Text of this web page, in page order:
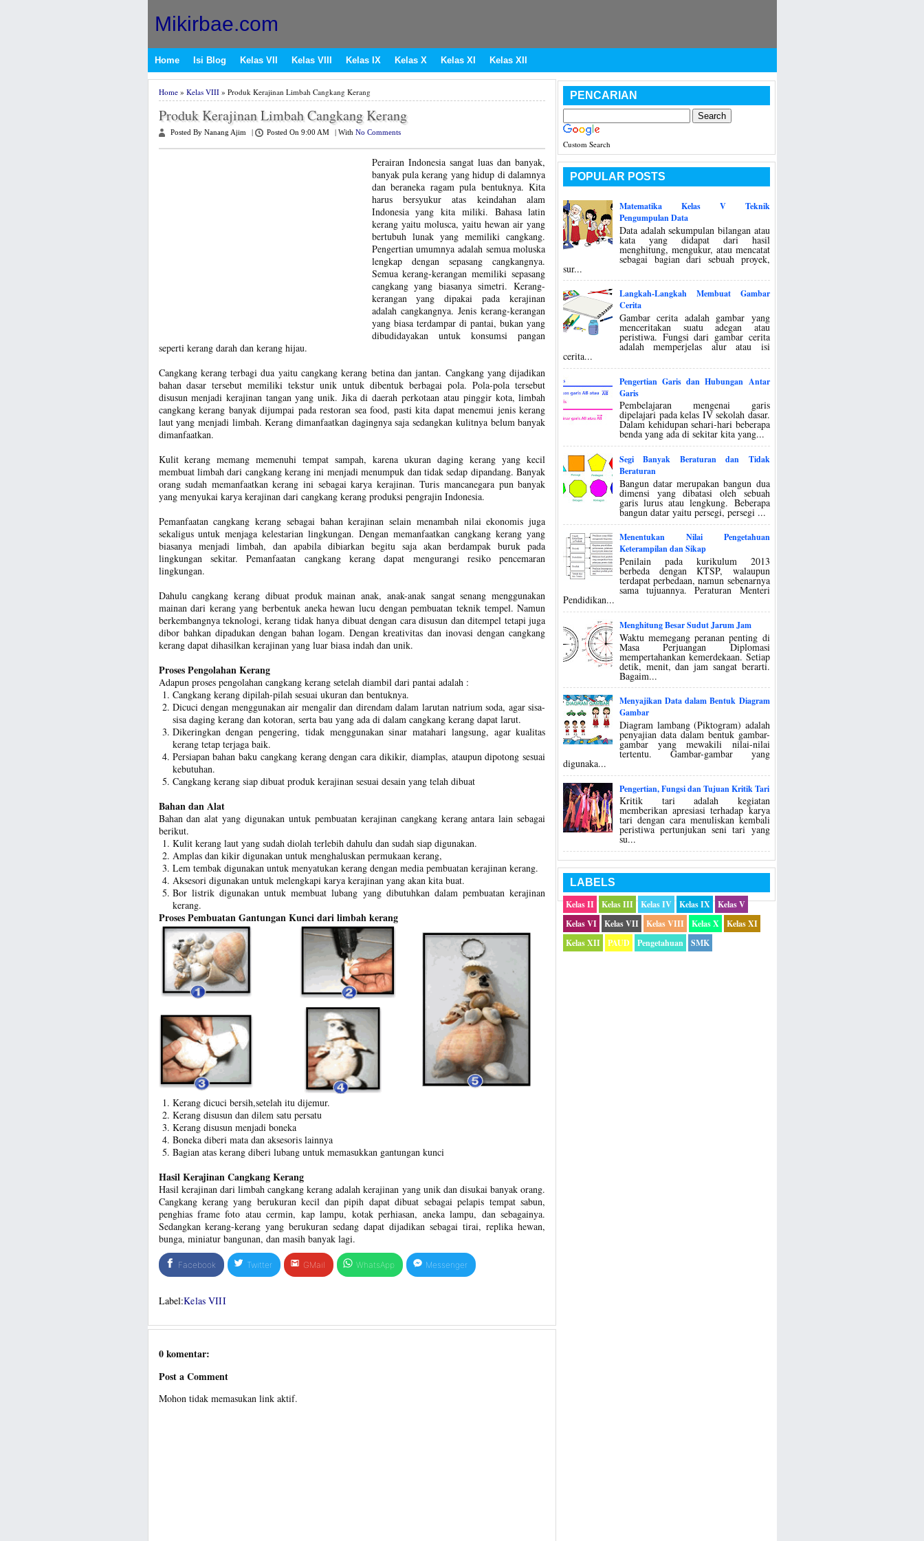
Mikirbae.com
Home Isi Blog Kelas VII Kelas VIII Kelas IX Kelas X Kelas XI Kelas XII
Home» Kelas VIII» Produk Kerajinan Limbah Cangkang Kerang
Produk Kerajinan Limbah Cangkang Kerang
Posted By Nanang Ajim Posted On 9:00 AM With No Comments
Perairan Indonesia sangat luas dan banyak,
banyak pula kerang yang hidup di dalamnya
dan beraneka ragam pula bentuknya. Kita
harus bersyukur atas keindahan alam
Indonesia yang kita miliki. Bahasa latin
kerang yaitu molusca, yaitu hewan air yang
bertubuh lunak yang memiliki cangkang.
Pengertian umumnya adalah semua moluska
lengkap dengan sepasang cangkangnya.
Semua kerang-kerangan memiliki sepasang
cangkang yang biasanya simetri. Kerang-
kerangan yang dipakai pada kerajinan
adalah cangkangnya. Jenis kerang-kerangan
yang biasa terdampar di pantai, bukan yang
dibudidayakan untuk konsumsi pangan
seperti kerang darah dan kerang hijau.
Cangkang kerang terbagi dua yaitu cangkang kerang betina dan jantan. Cangkang yang dijadikan
bahan dasar tersebut memiliki tekstur unik untuk dibentuk berbagai pola. Pola-pola tersebut
disusun menjadi kerajinan tangan yang unik. Jika di daerah perkotaanatau pinggir kota, limbah
cangkang kerang banyak dijumpai pada restoran sea food, pasti kita dapat menemui jenis kerang
laut yang menjadi limbah. Kerang dimanfaatkan dagingnya saja sedangkan kulitnya belum banyak
dimanfaatkan.
Kulit kerang memang memenuhi tempat sampah, karena ukuran daging kerang yang kecil
membuat limbah dari cangkang kerang ini menjadi menumpuk dan tidak sedap dipandang. Banyak
orang sudah memanfaatkan kerang ini sebagai karya kerajinan. Turis mancanegara pun banyak
yang menyukai karya kerajinan dari cangkang kerang produksi pengrajin Indonesia.
Pemanfaatan cangkang kerang sebagai bahan kerajinan selain menambah nilai ekonomis juga
sekaligus untuk menjaga kelestarian lingkungan. Dengan memanfaatkan cangkang kerang yang
biasanya menjadi limbah, dan apabila dibiarkan begitu saja akan berdampak buruk pada
lingkungan sekitar. Pemanfaatan cangkang kerang dapat mengurangi resiko pencemaran
lingkungan.
Dahulu cangkang kerang dibuat produk mainan anak, anak-anak sangat senang menggunakan
mainan dari kerang yang berbentuk aneka hewan lucu dengan pembuatan teknik tempel. Namun
berkembangnya teknologi, kerang tidak hanya dibuat dengan cara disusun dan ditempel tetapi juga
dibor bahkan dipadukan dengan bahan logam. Dengan kreativitas dan inovasi dengan cangkang
kerang dapat dihasilkan kerajinan yang luar biasa indah dan unik.
Proses Pengolahan Kerang
Adapun proses pengolahan cangkang kerang setelah diambil dari pantai adalah :
Cangkang kerang dipilah-pilah sesuai ukuran dan bentuknya.
Dicuci dengan menggunakan air mengalir dan direndam dalam larutan natrium soda, agar sisa-
sisa daging kerang dan kotoran, serta bau yang ada di dalam cangkang kerang dapat larut.
Dikeringkan dengan pengering, tidak menggunakan sinar matahari langsung, agar kualitas
kerang tetap terjaga baik.
Persiapan bahan baku cangkang kerang dengan cara dikikir, diamplas, ataupun dipotong sesuai
kebutuhan.
Cangkang kerang siap dibuat produk kerajinan sesuai desain yang telah dibuat
Bahan dan Alat
Bahan dan alat yang digunakan untuk pembuatan kerajinan cangkang kerang antara lain sebagai
berikut.
Kulit kerang laut yang sudah diolah terlebih dahulu dan sudah siap digunakan.
Amplas dan kikir digunakan untuk menghaluskan permukaan kerang,
Lem tembak digunakan untuk menyatukan kerang dengan media pembuatan kerajinan kerang.
Aksesori digunakan untuk melengkapi karya kerajinan yang akan kita buat.
Bor listrik digunakan untuk membuat lubang yang dibutuhkan dalam pembuatan kerajinan
kerang.
Proses Pembuatan Gantungan Kunci dari limbah kerang
Kerang dicuci bersih,setelah itu dijemur.
Kerang disusun dan dilem satu persatu
Kerang disusun menjadi boneka
Boneka diberi mata dan aksesoris lainnya
Bagian atas kerang diberi lubang untuk memasukkan gantungan kunci
Hasil Kerajinan Cangkang Kerang
Hasil kerajinan dari limbah cangkang kerang adalah kerajinan yang unik dan disukai banyak orang.
Cangkang kerang yang berukuran kecil dan pipih dapat dibuat sebagai pelapis tempat sabun,
penghias frame foto atau cermin, kap lampu, kotak perhiasan, aneka lampu, dan sebagainya.
Sedangkan kerang-kerang yang berukuran sedang dapat dijadikan sebagai tirai, replika hewan,
bunga, miniatur bangunan, dan masih banyak lagi.
Facebook Twitter GMail WhatsApp Messenger
Label:Kelas VIII
0 komentar:
Post a Comment
Mohon tidak memasukan link aktif.
PENCARIAN
Custom Search
POPULAR POSTS
Matematika Kelas V Teknik
Pengumpulan Data
Data adalah sekumpulan bilangan atau
kata yang didapat dari hasil
menghitung, mengukur, atau mencatat
sebagai bagian dari sebuah proyek,
sur...
Langkah-Langkah Membuat Gambar
Cerita
Gambar cerita adalah gambar yang
menceritakan suatu adegan atau
peristiwa. Fungsi dari gambar cerita
adalah memperjelas alur atau isi
cerita...
Pengertian Garis dan Hubungan Antar
Garis
Pembelajaran mengenai garis
dipelajari pada kelas IV sekolah dasar.
Dalam kehidupan sehari-hari beberapa
benda yang ada di sekitar kita yang...
Segi Banyak Beraturan dan Tidak
Beraturan
Bangun datar merupakan bangun dua
dimensi yang dibatasi oleh sebuah
garis lurus atau lengkung. Beberapa
bangun datar yaitu persegi, persegi ...
Menentukan Nilai Pengetahuan
Keterampilan dan Sikap
Penilain pada kurikulum 2013
berbeda dengan KTSP, walaupun
terdapat perbedaan, namun sebenarnya
sama tujuannya. Peraturan Menteri
Pendidikan...
Menghitung Besar Sudut Jarum Jam
Waktu memegang peranan penting di
Masa Perjuangan Diplomasi
mempertahankan kemerdekaan. Setiap
detik, menit, dan jam sangat berarti.
Bagaim...
Menyajikan Data dalam Bentuk Diagram
Gambar
Diagram lambang (Piktogram) adalah
penyajian data dalam bentuk gambar-
gambar yang mewakili nilai-nilai
tertentu. Gambar-gambar yang
digunaka...
Pengertian, Fungsi dan Tujuan Kritik Tari
Kritik tari adalah kegiatan
memberikan apresiasi terhadap karya
tari dengan cara menuliskan kembali
peristiwa pertunjukan seni tari yang
su...
LABELS
Kelas II
Kelas III Kelas IV Kelas IX
Kelas V
Kelas VI
Kelas VII Kelas VIII Kelas X
Kelas XI
Kelas XII
PAUD Pengetahuan SMK